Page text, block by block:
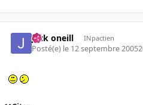
jack oneill INpactien
Posté(e) le 12 septembre 2005